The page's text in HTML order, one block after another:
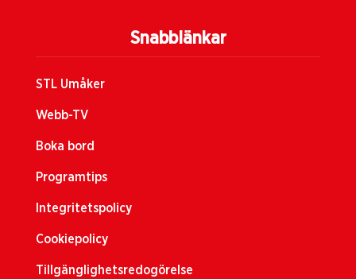
Snabblänkar
STL Umåker
Webb-TV
Boka bord
Programtips
Integritetspolicy
Cookiepolicy
Tillgänglighetsredogörelse